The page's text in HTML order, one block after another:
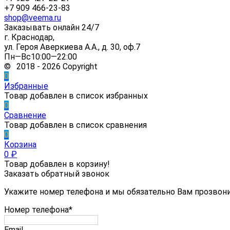
+7 909 466-23-83
shop@veema.ru
Заказывать онлайн 24/7
г. Краснодар,
ул. Героя Аверкиева А.А., д. 30, оф.7
Пн—Вс10:00—22:00
© 2018 - 2026 Copyright
0
Избранные
Товар добавлен в список избранных
0
Сравнение
Товар добавлен в список сравнения
0
Корзина
0 ₽
Товар добавлен в корзину!
Заказать обратный звонок
Укажите номер телефона и мы обязательно Вам
Номер телефона*